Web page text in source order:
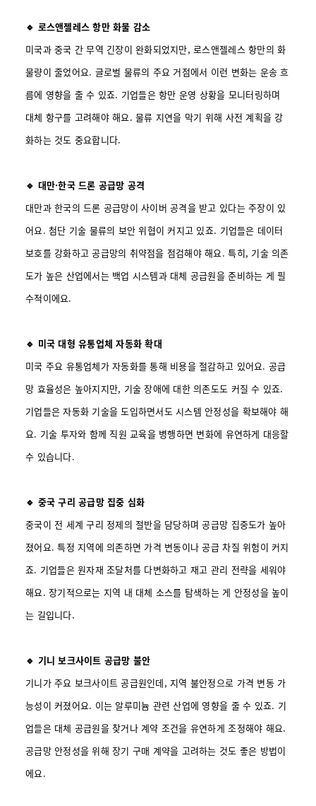
🔹 로스앤젤레스 항만 화물 감소
미국과 중국 간 무역 긴장이 완화되었지만, 로스앤젤레스 항만의 화
물량이 줄었어요. 글로벌 물류의 주요 거점에서 이런 변화는 운송 흐
름에 영향을 줄 수 있죠. 기업들은 항만 운영 상황을 모니터링하며
대체 항구를 고려해야 해요. 물류 지연을 막기 위해 사전 계획을 강
화하는 것도 중요합니다.
🔹 대만·한국 드론 공급망 공격
대만과 한국의 드론 공급망이 사이버 공격을 받고 있다는 주장이 있
어요. 첨단 기술 물류의 보안 위협이 커지고 있죠. 기업들은 데이터
보호를 강화하고 공급망의 취약점을 점검해야 해요. 특히, 기술 의존
도가 높은 산업에서는 백업 시스템과 대체 공급원을 준비하는 게 필
수적이에요.
🔹 미국 대형 유통업체 자동화 확대
미국 주요 유통업체가 자동화를 통해 비용을 절감하고 있어요. 공급
망 효율성은 높아지지만, 기술 장애에 대한 의존도도 커질 수 있죠.
기업들은 자동화 기술을 도입하면서도 시스템 안정성을 확보해야 해
요. 기술 투자와 함께 직원 교육을 병행하면 변화에 유연하게 대응할
수 있습니다.
🔹 중국 구리 공급망 집중 심화
중국이 전 세계 구리 정제의 절반을 담당하며 공급망 집중도가 높아
졌어요. 특정 지역에 의존하면 가격 변동이나 공급 차질 위험이 커지
죠. 기업들은 원자재 조달처를 다변화하고 재고 관리 전략을 세워야
해요. 장기적으로는 지역 내 대체 소스를 탐색하는 게 안정성을 높이
는 길입니다.
🔹 기니 보크사이트 공급망 불안
기니가 주요 보크사이트 공급원인데, 지역 불안정으로 가격 변동 가
능성이 커졌어요. 이는 알루미늄 관련 산업에 영향을 줄 수 있죠. 기
업들은 대체 공급원을 찾거나 계약 조건을 유연하게 조정해야 해요.
공급망 안정성을 위해 장기 구매 계약을 고려하는 것도 좋은 방법이
에요.